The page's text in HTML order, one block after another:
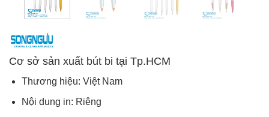
Cơ sở sản xuất bút bi tại Tp.HCM
Thương hiệu: Việt Nam
Nội dung in: Riêng